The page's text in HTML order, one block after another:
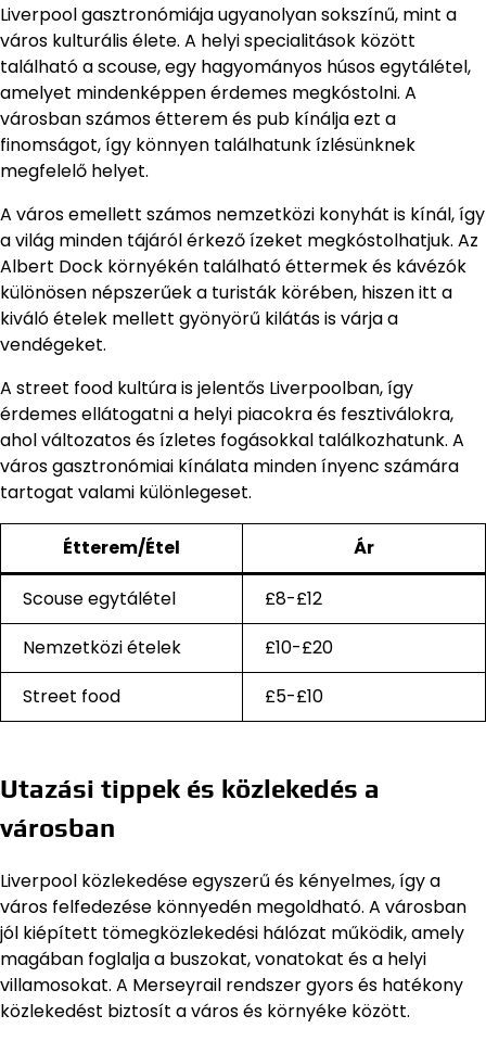
Liverpool gasztronómiája ugyanolyan sokszínű, mint a
város kulturális élete. A helyi specialitások között
található a scouse, egy hagyományos húsos egytálétel,
amelyet mindenképpen érdemes megkóstolni. A
városban számos étterem és pub kínálja ezt a
finomságot, így könnyen találhatunk ízlésünknek
megfelelő helyet.
A város emellett számos nemzetközi konyhát is kínál, így
a világ minden tájáról érkező ízeket megkóstolhatjuk. Az
Albert Dock környékén található éttermek és kávézók
különösen népszerűek a turisták körében, hiszen itt a
kiváló ételek mellett gyönyörű kilátás is várja a
vendégeket.
A street food kultúra is jelentős Liverpoolban, így
érdemes ellátogatni a helyi piacokra és fesztiválokra,
ahol változatos és ízletes fogásokkal találkozhatunk. A
város gasztronómiai kínálata minden ínyenc számára
tartogat valami különlegeset.
Étterem/Étel Ár
Scouse egytálétel
£8-£12
Nemzetközi ételek
£10-£20
Street food
£5-£10
Utazási tippek és közlekedés a
városban
Liverpool közlekedése egyszerű és kényelmes, így a
város felfedezése könnyedén megoldható. A városban
jól kiépített tömegközlekedési hálózat működik, amely
magában foglalja a buszokat, vonatokat és a helyi
villamosokat. A Merseyrail rendszer gyors és hatékony
közlekedést biztosít a város és környéke között.